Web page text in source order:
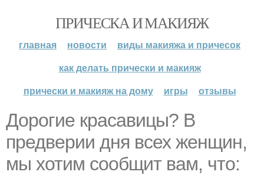
ПРИЧЕСКА И МАКИЯЖ
главная новости
виды макияжа и причесок
как делать прически и макияж
прически и макияж на дому
игры отзывы
Дорогие красавицы? В
предверии дня всех женщин,
мы хотим сообщит вам, что: